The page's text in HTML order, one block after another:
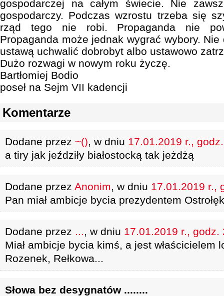
gospodarczej na całym świecie. Nie
gospodarczy. Podczas wzrostu trzeba się
rząd tego nie robi. Propaganda nie
Propaganda może jednak wygrać wybory.
ustawą uchwalić dobrobyt albo ustawowo
Dużo rozwagi w nowym roku życzę.
Bartłomiej Bodio
poseł na Sejm VII kadencji
Komentarze
Dodane przez ~(), w dniu 17.01.2019 r.,
a tiry jak jeździły białostocką tak jeżdżą
Dodane przez Anonim, w dniu 17.01.2019 r.,
Pan miał ambicje bycia prezydentem
Dodane przez ..., w dniu 17.01.2019 r., godz.
Miał ambicje bycia kimś, a jest właścicielem
Rozenek, Rełkowa...
Słowa bez desygnatów ........